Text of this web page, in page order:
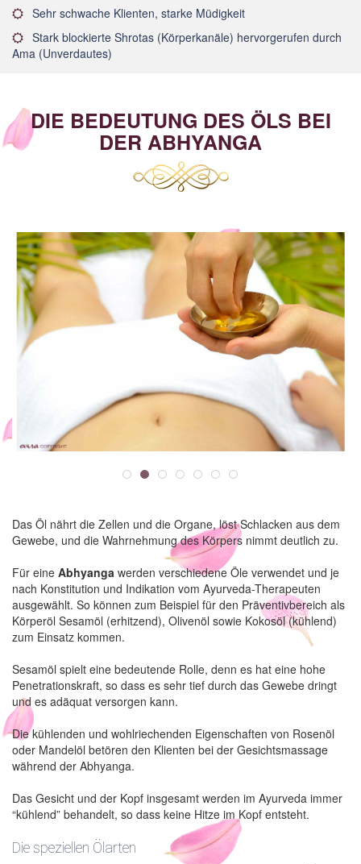
Sehr schwache Klienten, starke Müdigkeit
Stark blockierte Shrotas (Körperkanäle) hervorgerufen durch
Ama (Unverdautes)
DIE BEDEUTUNG DES ÖLS BEI
DER ABHYANGA
Das Öl nährt die Zellen und die Organe, löst Schlacken aus dem
Gewebe, und die Wahrnehmung des Körpers nimmt deutlich zu.
Für eine Abhyanga werden verschiedene Öle verwendet und je
nach Konstitution und Indikation vom Ayurveda-Therapeuten
ausgewählt. So können zum Beispiel für den Präventivbereich als
Körperöl Sesamöl (erhitzend), Olivenöl sowie Kokosöl (kühlend)
zum Einsatz kommen.
Sesamöl spielt eine bedeutende Rolle, denn es hat eine hohe
Penetrationskraft, so dass es sehr tief durch das Gewebe dringt
und es adäquat versorgen kann.
Die kühlenden und wohlriechenden Eigenschaften von Rosenöl
oder Mandelöl betören den Klienten bei der Gesichtsmassage
während der Abhyanga.
Das Gesicht und der Kopf insgesamt werden im Ayurveda immer
“kühlend” behandelt, so dass keine Hitze im Kopf entsteht.
Die speziellen Ölarten